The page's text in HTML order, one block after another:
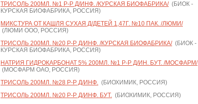
ТРИСОЛЬ 200МЛ. №1 Р-Р Д/ИНФ. /КУРСКАЯ БИОФАБРИКА/(БИОК -
КУРСКАЯ БИОФАБРИКА, РОССИЯ)
МИКСТУРА ОТ КАШЛЯ СУХАЯ Д/ДЕТЕЙ 1,47Г. №10 ПАК. /ЛЮМИ/
(ЛЮМИ ООО, РОССИЯ)
ТРИСОЛЬ 200МЛ. №20 Р-Р Д/ИНФ. /КУРСКАЯ БИОФАБРИКА/(БИОК -
КУРСКАЯ БИОФАБРИКА, РОССИЯ)
НАТРИЯ ГИДРОКАРБОНАТ 5% 200МЛ. №1 Р-Р Д/ИН. БУТ. /МОСФАРМ/
(МОСФАРМ ОАО, РОССИЯ)
ТРИСОЛЬ 200МЛ. №28 Р-Р Д/ИНФ. (БИОХИМИК, РОССИЯ)
ТРИСОЛЬ 200МЛ. №20 Р-Р Д/ИНФ. БУТ. (БИОХИМИК, РОССИЯ)